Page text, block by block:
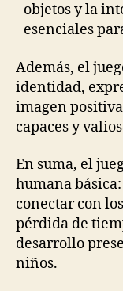
objetos y la
esenciales
Además, el
identidad,
imagen
capaces y
En suma, el
humana
conectar con
pérdida de
desarrollo
niños.